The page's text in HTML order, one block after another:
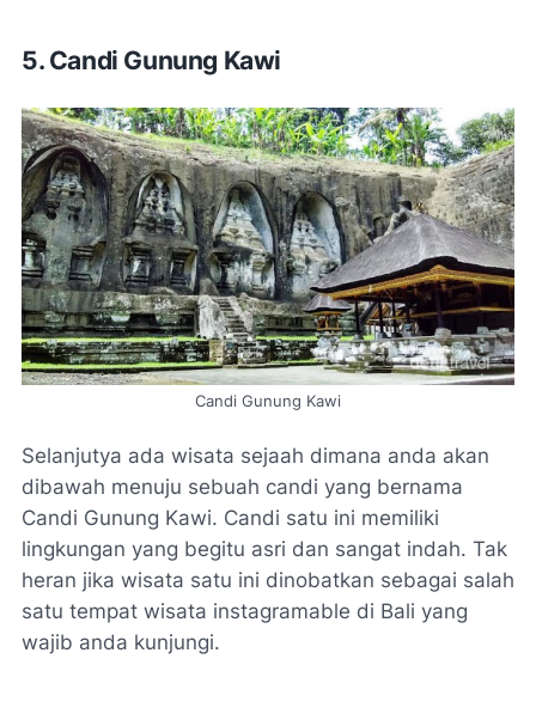
5. Candi Gunung Kawi
Candi Gunung Kawi
Selanjutya ada wisata sejaah dimana anda akan
dibawah menuju sebuah candi yang bernama
Candi Gunung Kawi. Candi satu ini memiliki
lingkungan yang begitu asri dan sangat indah. Tak
heran jika wisata satu ini dinobatkan sebagai salah
satu tempat wisata instagramable di Bali yang
wajib anda kunjungi.